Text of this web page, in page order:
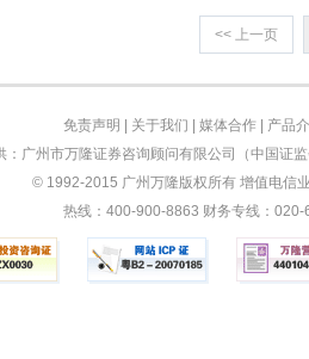
<< 上一页
免责声明 关于我们 媒体合作
产品
：广州市万隆证券咨询顾问有限公司（中国证
© 1992-2015 广州万隆版权所有 增值电信
热线：400-900-8863 财务专线：